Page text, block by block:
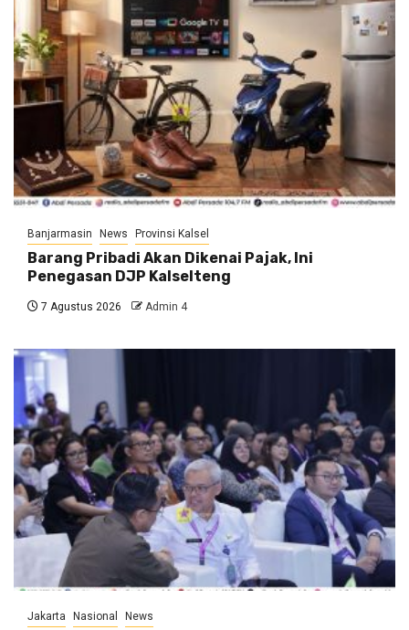
Banjarmasin News Provinsi Kalsel
Barang Pribadi Akan Dikenai Pajak, Ini
Penegasan DJP Kalselteng
7 Agustus 2026 Admin 4
Jakarta Nasional News